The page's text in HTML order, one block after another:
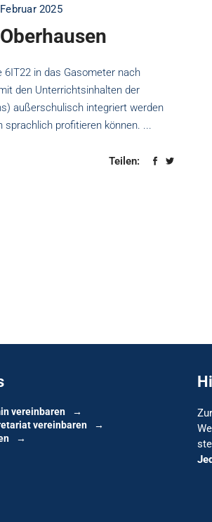
2025
6IT22 in das Gasometer nach
den Unterrichtsinhalten der
außerschulisch integriert werden
sprachlich profitieren können.
Teilen:
vereinbaren
vereinbaren